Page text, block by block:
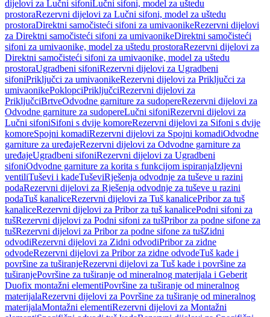
dijelovi za Lučni sifoniLučni sifoni, model za uštedu
prostoraRezervni dijelovi za Lučni sifoni, model za uštedu
prostoraDirektni samočisteći sifoni za umivaonikeRezervni dijelovi
za Direktni samočisteći sifoni za umivaonikeDirektni samočisteći
sifoni za umivaonike, model za uštedu prostoraRezervni dijelovi za
Direktni samočisteći sifoni za umivaonike, model za uštedu
prostoraUgradbeni sifoniRezervni dijelovi za Ugradbeni
sifoniPriključci za umivaonikeRezervni dijelovi za Priključci za
umivaonikePoklopciPriključciRezervni dijelovi za
PriključciBrtveOdvodne garniture za sudopereRezervni dijelovi za
Odvodne garniture za sudopereLučni sifoniRezervni dijelovi za
Lučni sifoniSifoni s dvije komoreRezervni dijelovi za Sifoni s dvije
komoreSpojni komadiRezervni dijelovi za Spojni komadiOdvodne
garniture za uređajeRezervni dijelovi za Odvodne garniture za
uređajeUgradbeni sifoniRezervni dijelovi za Ugradbeni
sifoniOdvodne garniture za korita s funkcijom ispiranjaIzljevni
ventiliTuševi i kadeTuševiRješenja odvodnje za tuševe u razini
podaRezervni dijelovi za Rješenja odvodnje za tuševe u razini
podaTuš kanaliceRezervni dijelovi za Tuš kanalicePribor za tuš
kanaliceRezervni dijelovi za Pribor za tuš kanalicePodni sifoni za
tušRezervni dijelovi za Podni sifoni za tušPribor za podne sifone za
tušRezervni dijelovi za Pribor za podne sifone za tušZidni
odvodiRezervni dijelovi za Zidni odvodiPribor za zidne
odvodeRezervni dijelovi za Pribor za zidne odvodeTuš kade i
površine za tuširanjeRezervni dijelovi za Tuš kade i površine za
tuširanjePovršine za tuširanje od mineralnog materijala i Geberit
Duofix montažni elementiPovršine za tuširanje od mineralnog
materijalaRezervni dijelovi za Površine za tuširanje od mineralnog
materijalaMontažni elementiRezervni dijelovi za Montažni